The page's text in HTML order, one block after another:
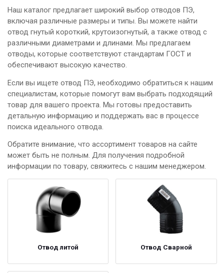
Наш каталог предлагает широкий выбор отводов ПЭ,
включая различные размеры и типы. Вы можете найти
отвод гнутый короткий, крутоизогнутый, а также отвод с
различными диаметрами и длинами. Мы предлагаем
отводы, которые соответствуют стандартам ГОСТ и
обеспечивают высокую качество.
Если вы ищете отвод ПЭ, необходимо обратиться к нашим
специалистам, которые помогут вам выбрать подходящий
товар для вашего проекта. Мы готовы предоставить
детальную информацию и поддержать вас в процессе
поиска идеального отвода.
Обратите внимание, что ассортимент товаров на сайте
может быть не полным. Для получения подробной
информации по товару, свяжитесь с нашим менеджером.
Отвод литой Отвод Сварной